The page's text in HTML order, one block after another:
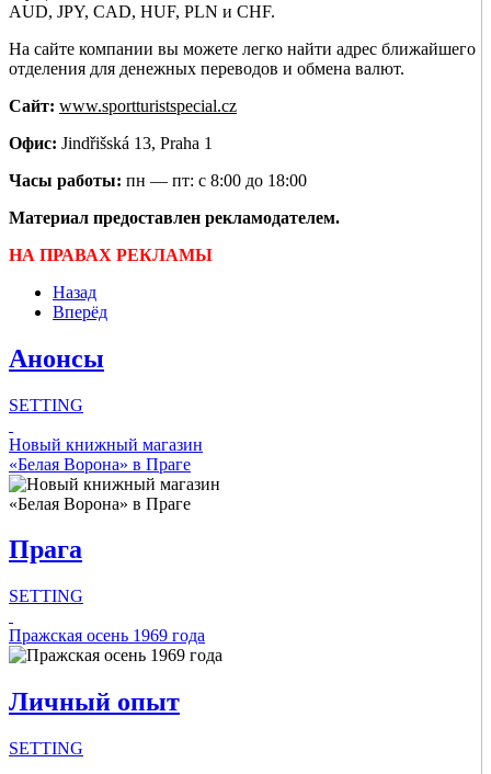
AUD, JPY, CAD, HUF, PLN и CHF.
На сайте компании вы можете легко найти адрес ближайшего
отделения для денежных переводов и обмена валют.
Сайт: www.sportturistspecial.cz
Офис: Jindřišská 13, Praha 1
Часы работы: пн — пт: с 8:00 до 18:00
Материал предоставлен рекламодателем.
НА ПРАВАХ РЕКЛАМЫ
Назад
Вперёд
Анонсы
SETTING
Check all
Главное
Концерты
Фестивали
Музеи
Intro Items
Link Items
Show Image
Новый книжный магазин
«Белая Ворона» в Праге
Прага
SETTING
Intro Items
Show
Пражская осень 1969 года
Личный опыт
SETTING